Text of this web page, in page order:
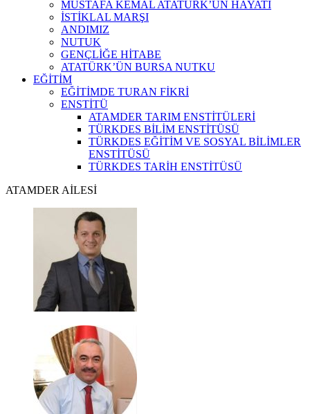
MUSTAFA KEMAL ATATÜRK’ÜN HAYATI
İSTİKLAL MARŞI
ANDIMIZ
NUTUK
GENÇLİĞE HİTABE
ATATÜRK’ÜN BURSA NUTKU
EĞİTİM
EĞİTİMDE TURAN FİKRİ
ENSTİTÜ
ATAMDER TARIM ENSTİTÜLERİ
TÜRKDES BİLİM ENSTİTÜSÜ
TÜRKDES EĞİTİM VE SOSYAL BİLİMLER
ENSTİTÜSÜ
TÜRKDES TARİH ENSTİTÜSÜ
ATAMDER AİLESİ